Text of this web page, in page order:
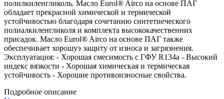
полилкиленгликоль. Масло Eurol® Airco на основе ПАГ
обладает прекрасной химической и термической
устойчивостью благодаря сочетанию синтетиеческого
полиалкиленгликоля и комплекта высококачественних
присадок. Масло Eurol® Airco на основе ПАГ также
обеспечивает хорошуэ защиту от износа и загрязнения.
Эксплуатация: - Хорошая смесимость с ГФУ R134a - Высокий
индекс вязкости - Хорошая химическая и термическая
устойчивость - Хорошие противоизносные свойства.
Подробное описание